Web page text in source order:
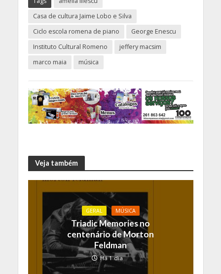
Casa de cultura Jaime Lobo e Silva
Ciclo escola romena de piano
George Enescu
Instituto Cultural Romeno
jeffery macsim
marco maia
música
Veja também
GERAL MÚSICA
Triadic Memories no
centenário de Morton
Feldman
Há 1 dia